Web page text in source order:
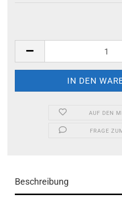
AUF DEN
FRAGE
Beschreibung